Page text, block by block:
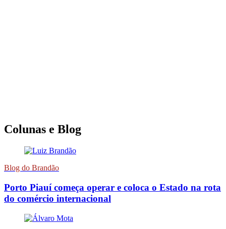
Colunas e Blog
Blog do Brandão
Porto Piauí começa operar e coloca o Estado na rota
do comércio internacional